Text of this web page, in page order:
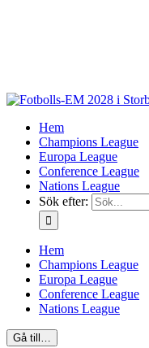
Hem
Champions League
Europa League
Conference League
Nations League
Sök efter:
Hem
Champions League
Europa League
Conference League
Nations League
Gå till…